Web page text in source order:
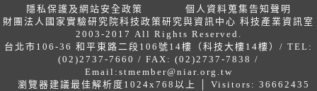
隱私保護及網站安全政策
個人資料蒐集告知聲明
財團法人國家實驗研究院科技政策研究與資訊中心 科技產業資訊室
2003-2017 All Rights Reserved.
台北市106-36 和平東路二段106號14樓（科技大樓14樓）/ TEL:
(02)2737-7660 / FAX: (02)2737-7838 /
Email: stmember@niar.org.tw
瀏覽器建議最佳解析度1024x768以上 │ Visitors: 36662435